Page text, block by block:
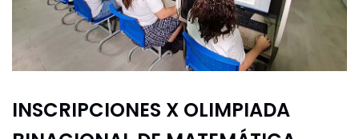
INSCRIPCIONES X OLIMPIADA